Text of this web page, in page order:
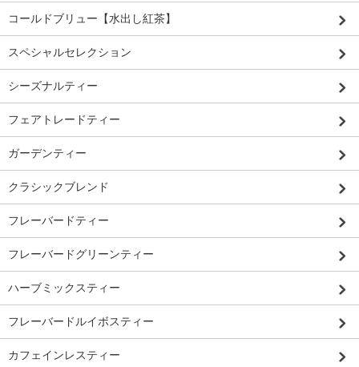
コールドブリュー【水出し紅茶】
スペシャルセレクション
シーズナルティー
フェアトレードティー
ガーデンティー
クラシックブレンド
フレーバードティー
フレーバードグリーンティー
ハーブミックスティー
フレーバードルイボスティー
カフェインレスティー